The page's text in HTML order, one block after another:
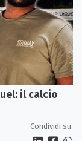
il calcio
Condividi su: